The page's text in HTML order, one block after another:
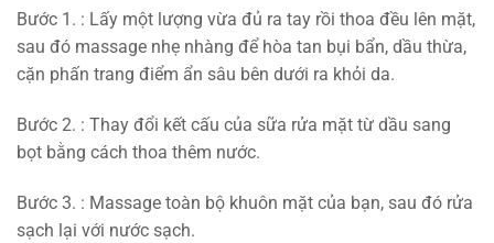
Bước 1. : Lấy một lượng vừa đủ ra tay rồi thoa đều lên mặt,
sau đó massage nhẹ nhàng để hòa tan bụi bẩn, dầu thừa,
cặn phấn trang điểm ẩn sâu bên dưới ra khỏi da.
Bước 2. : Thay đổi kết cấu của sữa rửa mặt từ dầu sang
bọt bằng cách thoa thêm nước.
Bước 3. : Massage toàn bộ khuôn mặt của bạn, sau đó rửa
sạch lại với nước sạch.